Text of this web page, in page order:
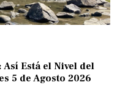
Así Está el Nivel del
5 de Agosto 2026